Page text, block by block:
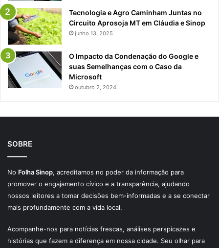
Tecnologia e Agro Caminham Juntas no
Circuito Aprosoja MT em Cláudia e Sinop
junho 13, 2025
O Impacto da Condenação do Google e
suas Semelhanças com o Caso da
Microsoft
outubro 2, 2024
SOBRE
No Folha Sinop, acreditamos no poder da informação para
promover o engajamento cívico e a transparência, ajudando
nossos leitores a tomar decisões bem-informadas e a se conectar
mais profundamente com a vida local.
Acompanhe-nos para notícias frescas, análises perspicazes e
histórias que fazem a diferença em nossa cidade. Seu olhar para